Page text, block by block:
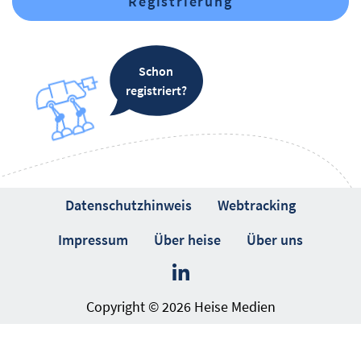
Schon
registriert?
Datenschutzhinweis
Webtracking
Impressum
Über heise Über uns
Copyright © 2026 Heise Medien